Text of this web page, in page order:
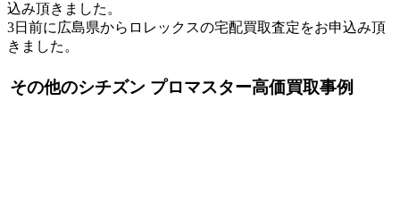
込み頂きました。
3日前に広島県からロレックスの宅配買取査定をお申込み頂
きました。
その他のシチズン プロマスター高価買取事例